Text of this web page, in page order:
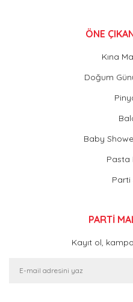
ÖNE
Kına
Doğum
Baby
Pasta
Parti
PARTİ
Kayıt ol,